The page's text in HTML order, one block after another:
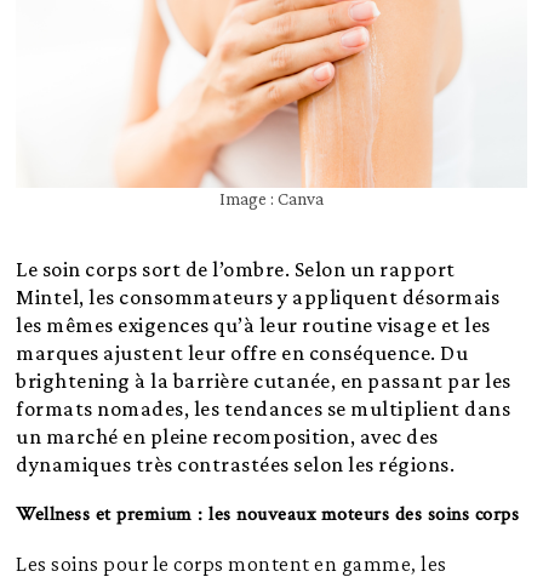
Image : Canva
Le soin corps sort de l’ombre. Selon un rapport
Mintel, les consommateurs y appliquent désormais
les mêmes exigences qu’à leur routine visage et les
marques ajustent leur offre en conséquence. Du
brightening à la barrière cutanée, en passant par les
formats nomades, les tendances se multiplient dans
un marché en pleine recomposition, avec des
dynamiques très contrastées selon les régions.
Wellness et premium : les nouveaux moteurs des soins corps
Les soins pour le corps montent en gamme, les